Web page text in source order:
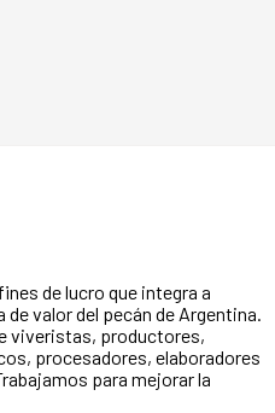
de lucro que integra a
valor del pecán de Argentina.
viveristas, productores,
procesadores, elaboradores
para mejorar la